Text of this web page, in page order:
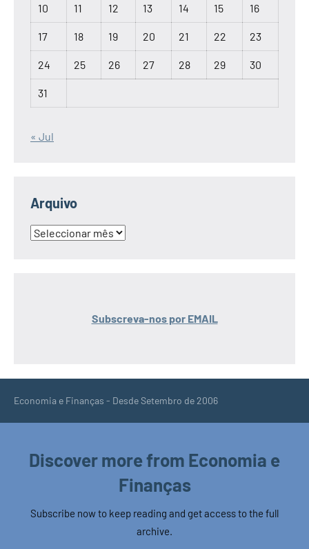
10 11 12 13 14 15 16
17 18 19 20 21 22 23
24 25 26 27 28 29 30
31
« Jul
Arquivo
Arquivo
Subscreva-nos por EMAIL
Economia e Finanças - Desde Setembro de 2006
Discover more from Economia e
Finanças
Subscribe now to keep reading and get access to the full
archive.